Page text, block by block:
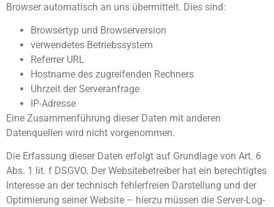
Browser automatisch an uns übermittelt. Dies sind:
Browsertyp und Browserversion
verwendetes Betriebssystem
Referrer URL
Hostname des zugreifenden Rechners
Uhrzeit der Serveranfrage
IP-Adresse
Eine Zusammenführung dieser Daten mit anderen
Datenquellen wird nicht vorgenommen.
Die Erfassung dieser Daten erfolgt auf Grundlage von Art. 6
Abs. 1 lit. f DSGVO. Der Websitebetreiber hat ein berechtigtes
Interesse an der technisch fehlerfreien Darstellung und der
Optimierung seiner Website – hierzu müssen die Server-Log-